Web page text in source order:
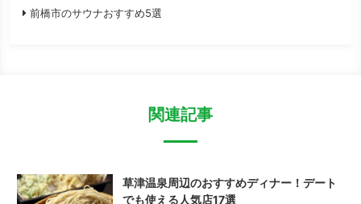
前橋市のサウナおすすめ5選
関連記事
草津温泉周辺のおすすめディナー！デート
でも使える人気店17選